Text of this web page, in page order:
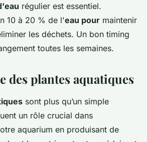
régulier est essentiel.
10 à 20 % de l'eau pour maintenir
les déchets. Un bon timing
toutes les semaines.
des plantes aquatiques
sont plus qu’un simple
un rôle crucial dans
aquarium en produisant de